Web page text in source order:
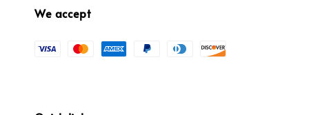
We accept